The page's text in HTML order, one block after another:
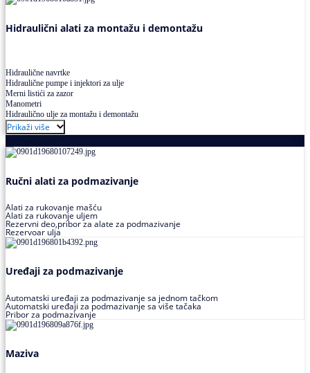
Hidraulični alati za montažu i demontažu
Hidraulične navrtke
Hidraulične pumpe i injektori za ulje
Merni listići za zazor
Manometri
Hidraulično ulje za montažu i demontažu
Prikaži više
Ručni alati za podmazivanje
Alati za rukovanje mašću
Alati za rukovanje uljem
Rezervni deo,pribor za alate za podmazivanje
Rezervoar ulja
Uređaji za podmazivanje
Automatski uređaji za podmazivanje sa jednom tačkom
Automatski uređaji za podmazivanje sa više tačaka
Pribor za podmazivanje
Maziva